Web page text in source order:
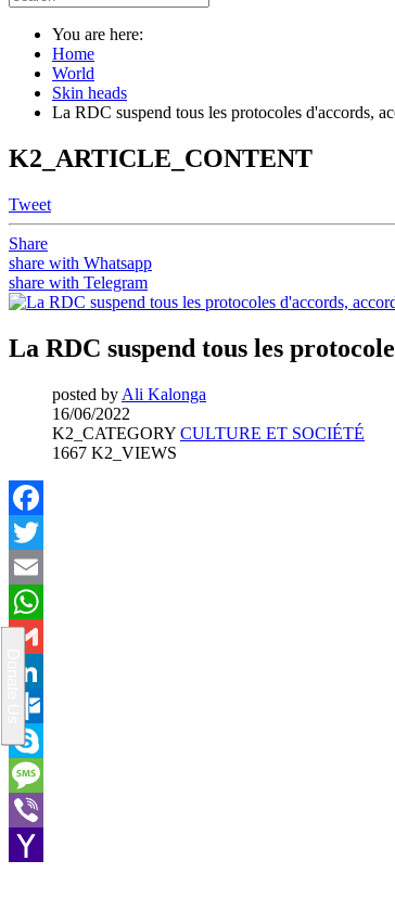
You are here:
Home
World
Skin heads
La RDC suspend tous les protocoles d'accords,
K2_ARTICLE_CONTENT
Tweet
Share
share with Whatsapp
share with Telegram
La RDC suspend tous les
posted by Ali Kalonga
16/06/2022
K2_CATEGORY CULTURE ET SOCIÉTÉ
1667 K2_VIEWS
Facebook
Twitter
Email
WhatsApp
Gmail
LinkedIn
Outlook.com
Skype
Message
Viber